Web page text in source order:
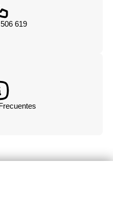
619